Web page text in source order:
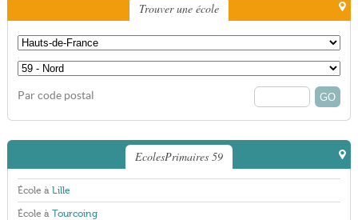
Trouver une école
Par code postal
EcolesPrimaires 59
École à Lille
École à Tourcoing